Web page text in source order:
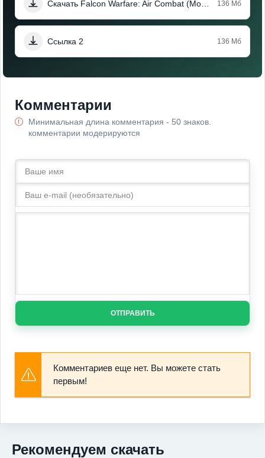
136 Мб
Ссылка 2 136 Мб
Комментарии
Минимальная длина комментария - 50 знаков.
комментарии модерируются
ОТПРАВИТЬ
Комментариев еще нет. Вы можете стать
первым!
Рекомендуем скачать